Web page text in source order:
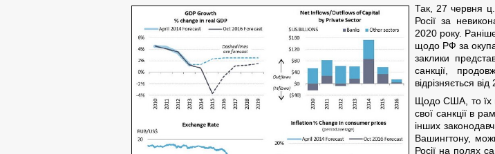
Так, 27 червня
Росії за
2020 року.
щодо РФ за
заклики
санкції,
відрізняється
Щодо США, то їх
свої санкції в
інших
Вашингтону,
Росії на полях